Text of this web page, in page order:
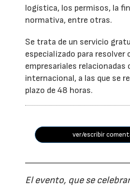
logística, los permisos, la
normativa, entre otras.
Se trata de un servicio
especializado para resolver
empresariales relacionadas
internacional, a las que se
plazo de 48 horas.
ver/escribir
El evento, que se